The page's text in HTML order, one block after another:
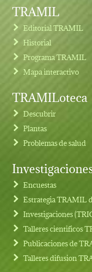
Footer menu
TRAMIL
Editorial TRAMIL
Historial
Programa TRAMIL
Mapa interactivo
TRAMILoteca
Descubrir
Plantas
Problemas de salud
Encuestas
Estrategia TRAMIL
Investigaciones
Talleres cientificos
Publicaciones de
Talleres difusion